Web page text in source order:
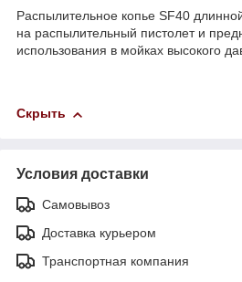
Распылительное копье SF40
на распылительный пистолет и
использования в мойках высокого
Скрыть
Условия доставки
Самовывоз
Доставка курьером
Транспортная компания